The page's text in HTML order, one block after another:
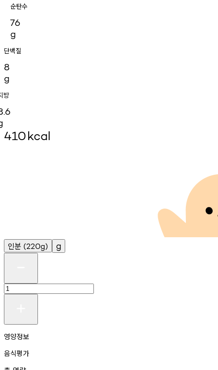
순탄수
76
g
단백질
8
g
방
410kcal
인분 (220g) g
영양정보
음식평가